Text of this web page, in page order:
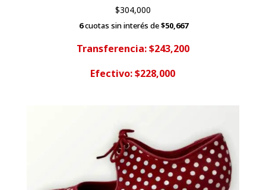
$304,000
6cuotas sin interés de$50,667
Transferencia: $243,200
Efectivo: $228,000